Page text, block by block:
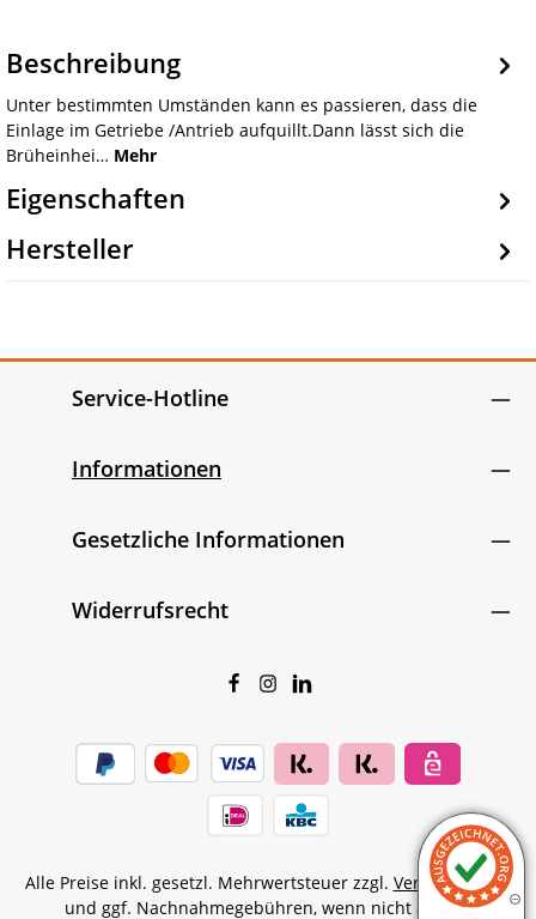
Beschreibung
Unter bestimmten Umständen kann es passieren, dass die
Einlage im Getriebe /Antrieb aufquillt.Dann lässt sich die
Brüheinhei… Mehr
Eigenschaften
Hersteller
Service-Hotline
Informationen
Gesetzliche Informationen
Widerrufsrecht
Alle Preise inkl. gesetzl. Mehrwertsteuer zzgl. Versandkosten
und ggf. Nachnahmegebühren, wenn nicht anders